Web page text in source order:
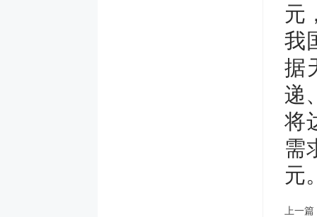
元
我
据
递
将
需
元
上一